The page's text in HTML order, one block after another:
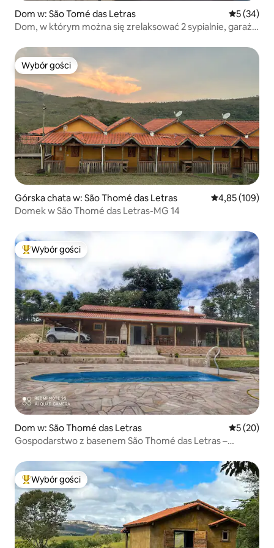
Dom w: São Tomé das Letras Średnia
5 (34)
Dom, w którym można się zrelaksować 2 sypialnie, garaż i
Wybór gości
Wybór gości
Górska chata w: São Thomé das Letras Średnia
4,85 (109)
Domek w São Thomé das Letras-MG 14
Najpopularniejsze z kategorii Wybór gości
Wybór gości
Dom w: São Thomé das Letras Średnia
5 (20)
Gospodarstwo z basenem São Thomé das Letras –
Najpopularniejsze z kategorii Wybór gości
Wybór gości